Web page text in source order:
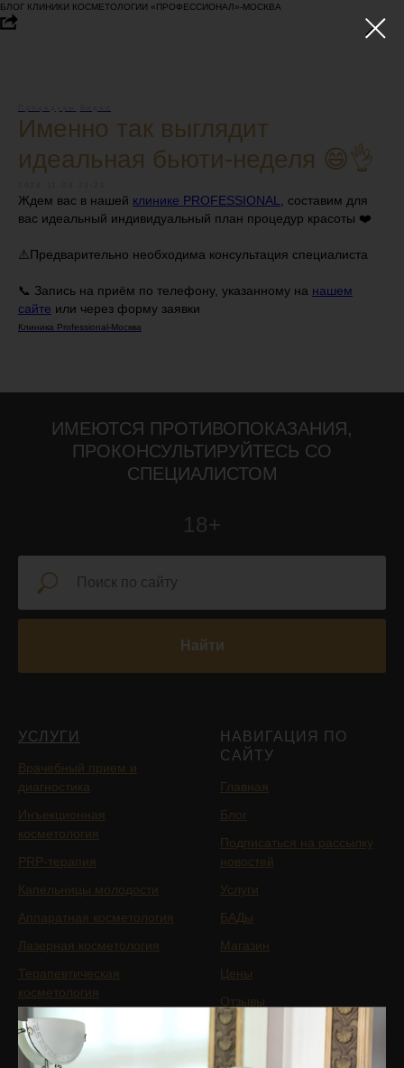
БЛОГ КЛИНИКИ КОСМЕТОЛОГИИ «ПРОФЕССИОНАЛ»-МОСКВА
Именно так выглядит
идеальная бьюти-неделя 😄👌
Ждем вас в нашей клинике PROFESSIONAL
, составим для
вас идеальный индивидуальный план процедур красоты ❤️
⚠️Предварительно необходима консультация специалиста
📞 Запись на приём по телефону, указанному на нашем
сайте или через форму заявки
Клиника Professional-Москва
ИМЕЮТСЯ ПРОТИВОПОКАЗАНИЯ,
ПРОКОНСУЛЬТИРУЙТЕСЬ СО
СПЕЦИАЛИСТОМ
18+
Найти
УСЛУГИ
Врачебный прием и
диагностика
Инъекционная
косметология
PRP-терапия
Капельницы молодости
Аппаратная косметология
Лазерная косметология
Терапевтическая
косметология
Коррекция фигуры
Сочетанные протоколы
НАВИГАЦИЯ ПО
САЙТУ
Главная
Блог
Подписаться на рассылку
новостей
Услуги
БАДы
Магазин
Цены
Отзывы
Специалисты
О клинике